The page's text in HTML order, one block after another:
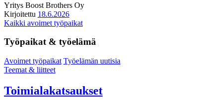
Yritys Boost Brothers Oy
Kirjoitettu 18.6.2026
Kaikki avoimet työpaikat
Työpaikat & työelämä
Avoimet työpaikat Työelämän uutisia
Teemat & liitteet
Toimialakatsaukset